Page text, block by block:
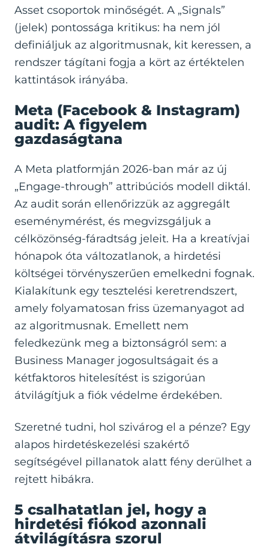
Asset csoportok minőségét. A „Signals”
(jelek) pontossága kritikus: ha nem jól
definiáljuk az algoritmusnak, kit keressen, a
rendszer tágítani fogja a kört az értéktelen
kattintások irányába.
Meta (Facebook & Instagram)
audit: A figyelem
gazdaságtana
A Meta platformján 2026-ban már az új
„Engage-through” attribúciós modell diktál.
Az audit során ellenőrizzük az aggregált
eseménymérést, és megvizsgáljuk a
célközönség-fáradtság jeleit. Ha a kreatívjai
hónapok óta változatlanok, a hirdetési
költségei törvényszerűen emelkedni fognak.
Kialakítunk egy tesztelési keretrendszert,
amely folyamatosan friss üzemanyagot ad
az algoritmusnak. Emellett nem
feledkezünk meg a biztonságról sem: a
Business Manager jogosultságait és a
kétfaktoros hitelesítést is szigorúan
átvilágítjuk a fiók védelme érdekében.
Szeretné tudni, hol szivárog el a pénze? Egy
alapos hirdetéskezelési szakértő
segítségével pillanatok alatt fény derülhet a
rejtett hibákra.
5 csalhatatlan jel, hogy a
hirdetési fiókod azonnali
átvilágításra szorul